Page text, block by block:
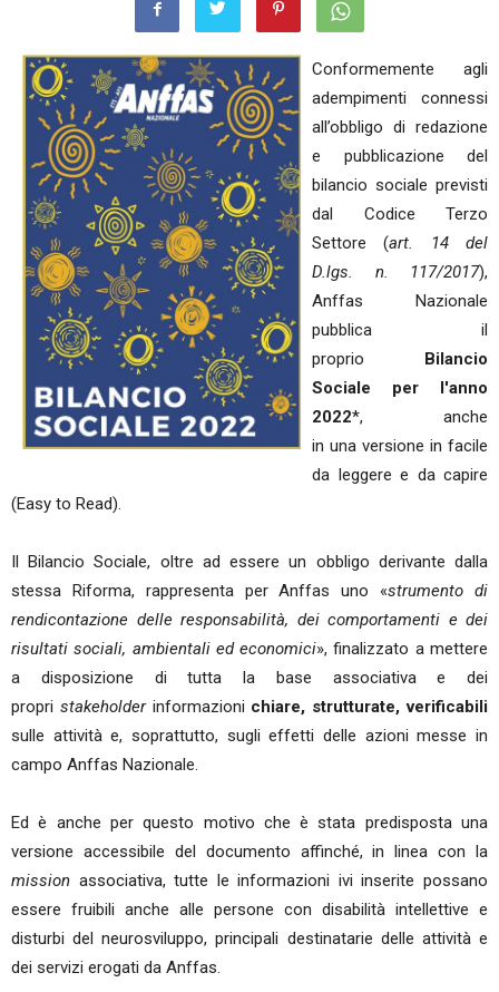
Conformemente agli
adempimenti connessi
all’obbligo di redazione
e pubblicazione del
bilancio sociale previsti
dal Codice Terzo
Settore (art. 14 del
D.lgs. n. 117/2017),
Anffas Nazionale
pubblica il
proprio Bilancio
Sociale per l'anno
2022*, anche
in una versione in facile
da leggere e da capire
(Easy to Read).
Il Bilancio Sociale, oltre ad essere un obbligo derivante dalla
stessa Riforma, rappresenta per Anffas uno «strumento di
rendicontazione delle responsabilità, dei comportamenti e dei
risultati sociali, ambientali ed economici», finalizzato a mettere
a disposizione di tutta la base associativa e dei
propri stakeholder informazioni chiare, strutturate, verificabili
sulle attività e, soprattutto, sugli effetti delle azioni messe in
campo Anffas Nazionale.
Ed è anche per questo motivo che è stata predisposta una
versione accessibile del documento affinché, in linea con la
mission associativa, tutte le informazioni ivi inserite possano
essere fruibili anche alle persone con disabilità intellettive e
disturbi del neurosviluppo, principali destinatarie delle attività e
dei servizi erogati da Anffas.